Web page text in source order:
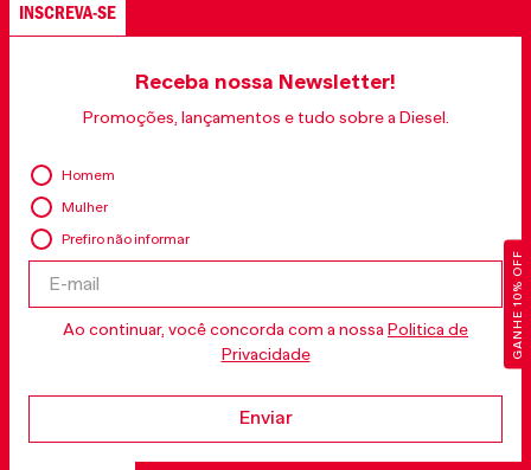
GANHE 10% OFF
INSCREVA-SE
Receba nossa Newsletter!
Promoções, lançamentos e tudo sobre a Diesel.
Homem
Mulher
Prefiro não informar
Ao continuar, você concorda com a nossa Politica de
Privacidade
Enviar